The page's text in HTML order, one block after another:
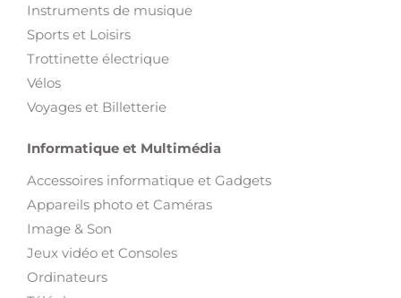
Instruments de musique
Sports et Loisirs
Trottinette électrique
Vélos
Voyages et Billetterie
Informatique et Multimédia
Accessoires informatique et Gadgets
Appareils photo et Caméras
Image & Son
Jeux vidéo et Consoles
Ordinateurs